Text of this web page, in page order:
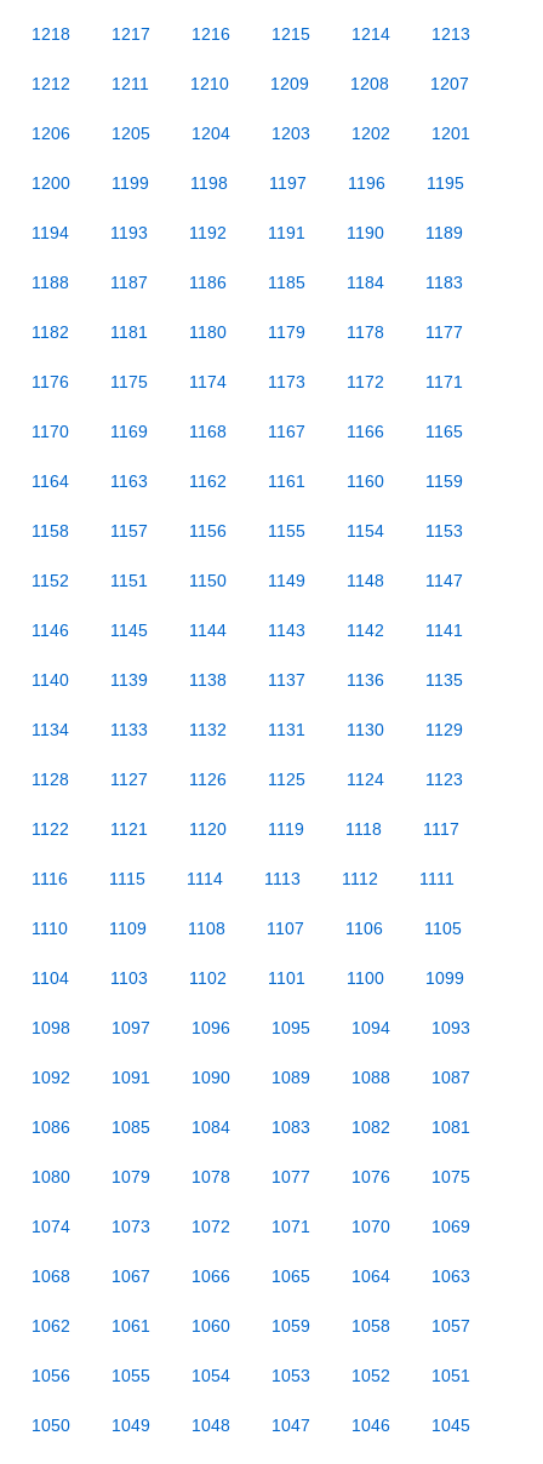
1218 1217 1216 1215 1214 1213
1212 1211 1210 1209 1208 1207
1206 1205 1204 1203 1202 1201
1200 1199 1198 1197 1196 1195
1194 1193 1192 1191 1190 1189
1188 1187 1186 1185 1184 1183
1182 1181 1180 1179 1178 1177
1176 1175 1174 1173 1172 1171
1170 1169 1168 1167 1166 1165
1164 1163 1162 1161 1160 1159
1158 1157 1156 1155 1154 1153
1152 1151 1150 1149 1148 1147
1146 1145 1144 1143 1142 1141
1140 1139 1138 1137 1136 1135
1134 1133 1132 1131 1130 1129
1128 1127 1126 1125 1124 1123
1122 1121 1120 1119 1118 1117
1116 1115 1114 1113 1112 1111
1110 1109 1108 1107 1106 1105
1104 1103 1102 1101 1100 1099
1098 1097 1096 1095 1094 1093
1092 1091 1090 1089 1088 1087
1086 1085 1084 1083 1082 1081
1080 1079 1078 1077 1076 1075
1074 1073 1072 1071 1070 1069
1068 1067 1066 1065 1064 1063
1062 1061 1060 1059 1058 1057
1056 1055 1054 1053 1052 1051
1050 1049 1048 1047 1046 1045